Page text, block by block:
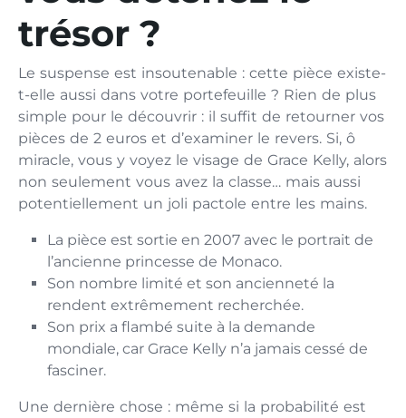
trésor ?
Le suspense est insoutenable : cette pièce existe-
t-elle aussi dans votre portefeuille ? Rien de plus
simple pour le découvrir : il suffit de retourner vos
pièces de 2 euros et d’examiner le revers. Si, ô
miracle, vous y voyez le visage de Grace Kelly, alors
non seulement vous avez la classe… mais aussi
potentiellement un joli pactole entre les mains.
La pièce est sortie en 2007 avec le portrait de
l’ancienne princesse de Monaco.
Son nombre limité et son ancienneté la
rendent extrêmement recherchée.
Son prix a flambé suite à la demande
mondiale, car Grace Kelly n’a jamais cessé de
fasciner.
Une dernière chose : même si la probabilité est